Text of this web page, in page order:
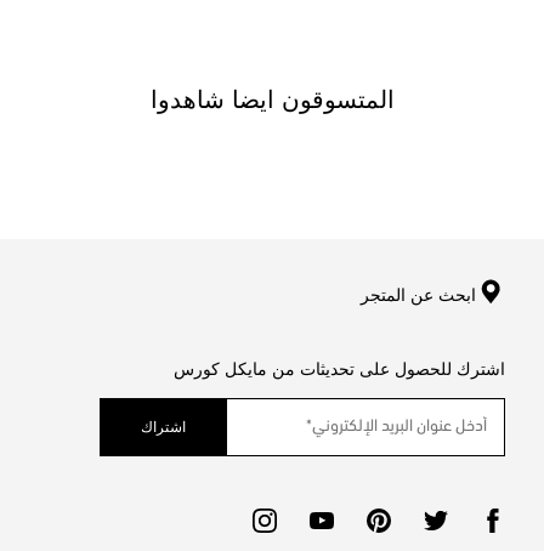
المتسوقون ايضا شاهدوا
ابحث عن المتجر
اشترك للحصول على تحديثات من مايكل كورس
اشتراك